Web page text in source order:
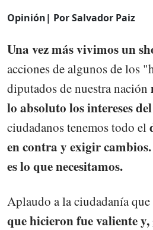
Opinión| Por Salvador Paiz
Una vez más vivimos un
acciones de algunos de los
diputados de nuestra nación
lo absoluto los intereses
ciudadanos tenemos todo el
en contra y exigir
es lo que necesitamos.
Aplaudo a la ciudadanía que
que hicieron fue valiente